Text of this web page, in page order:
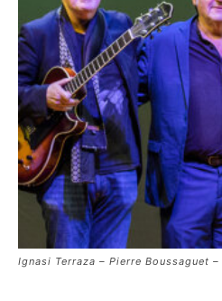
Ignasi Terraza – Pierre Boussaguet –